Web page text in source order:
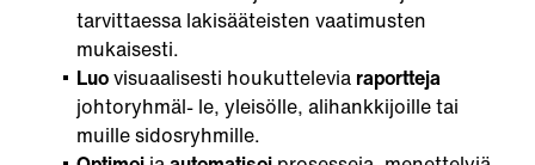
tarvittaessa lakisääteisten vaatimusten
mukaisesti.
Luovisuaalisesti houkuttelevia raportteja
johtoryhmäl- le, yleisölle, alihankkijoille tai
muille sidosryhmille.